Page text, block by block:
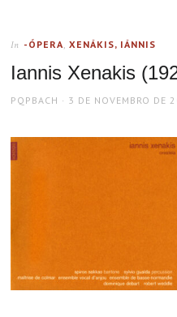
In -ÓPERA,XENÁKIS, IÁNNIS
Iannis Xenakis
AUTHOR
PQPBACH
POSTED
3 DE NOVEMBRO DE